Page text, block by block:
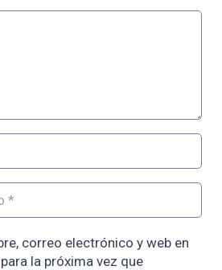
correo electrónico y web en
la próxima vez que